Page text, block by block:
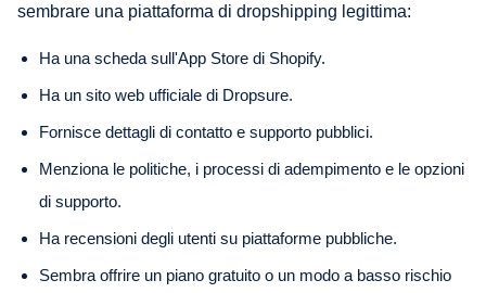
sembrare una piattaforma di dropshipping legittima:
Ha una scheda sull'App Store di Shopify.
Ha un sito web ufficiale di Dropsure.
Fornisce dettagli di contatto e supporto pubblici.
Menziona le politiche, i processi di adempimento e le opzioni
di supporto.
Ha recensioni degli utenti su piattaforme pubbliche.
Sembra offrire un piano gratuito o un modo a basso rischio